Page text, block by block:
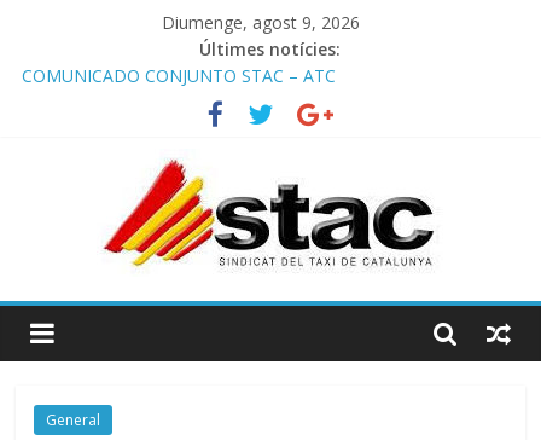
Diumenge, agost 9, 2026
Últimes notícies:
COMUNICADO CONJUNTO STAC – ATC
Comunicado STAC/ ATC de la reunión con los Mossos d
‘Esquadra del aeropuerto de Barcelona.
Programa de Radio TAXI LIBRE 29.07.2026 en COOLTURA FM.
STAC/ATC SOLICITAN TAULA TÈCNICA PARA MEJORAR LA
OPERATIVA DE ENTRADA EN EL PUERTO DE BARCELONA.
Programa de Radio TAXI LIBRE 22.07.2026 en COOLTURA FM.
General